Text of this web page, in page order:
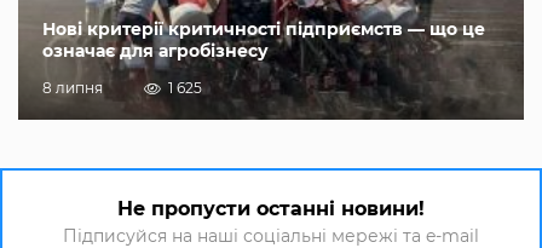
Нові критерії критичності підприємств — що це
означає для агробізнесу
8 липня 1 625
Не пропусти останні новини!
Підписуйся на наші соціальні мережі та e-mail